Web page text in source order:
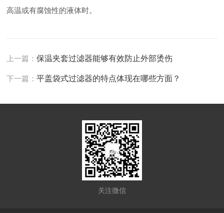
高温或有腐蚀性的液体时。
上一篇：保温夹套过滤器能够有效防止外部烫伤
下一篇：平盖袋式过滤器的特点体现在哪些方面？
关注微信